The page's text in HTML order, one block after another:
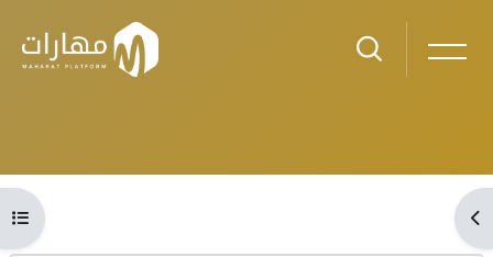
Skip to main content
Blocks
Open course index